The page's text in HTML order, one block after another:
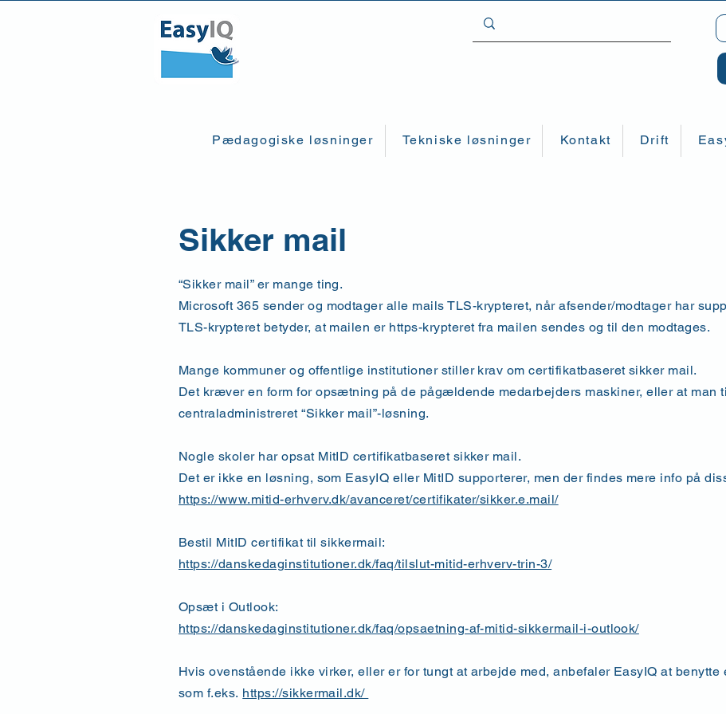
Pædagogiske løsninger Tekniske løsninger Kontakt Drift
Sikker mail
“Sikker mail” er mange ting.
Microsoft 365 sender og modtager alle mails TLS-krypteret, når afsender/modtager har
TLS-krypteret betyder, at mailen er https-krypteret fra mailen sendes og til den modtages.
Mange kommuner og offentlige institutioner stiller krav om certifikatbaseret sikker mail.
Det kræver en form for opsætning på de pågældende medarbejders maskiner, eller at man
centraladministreret “Sikker mail”-løsning.
Nogle skoler har opsat MitID certifikatbaseret sikker mail.
Det er ikke en løsning, som EasyIQ eller MitID supporterer, men der findes mere info på
https://www.mitid-erhverv.dk/avanceret/certifikater/sikker.e.mail/
Bestil MitID certifikat til sikkermail:
https://danskedaginstitutioner.dk/faq/tilslut-mitid-erhverv-trin-3/
Opsæt i Outlook:
https://danskedaginstitutioner.dk/faq/opsaetning-af-mitid-sikkermail-i-outlook/
Hvis ovenstående ikke virker, eller er for tungt at arbejde med, anbefaler EasyIQ at
som f.eks. https://sikkermail.dk/